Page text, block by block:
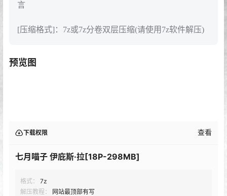
言
[压缩格式]：7z或7z分卷双层压缩(请使用7z软件解压)
预览图
下载权限 查看
七月喵子 伊庇斯·拉[18P-298MB]
格式：
7z
解压教程：
网站最顶部有写